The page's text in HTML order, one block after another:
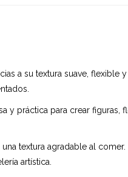
a su textura suave, flexible
y práctica para crear figuras,
textura agradable al comer.
artística.